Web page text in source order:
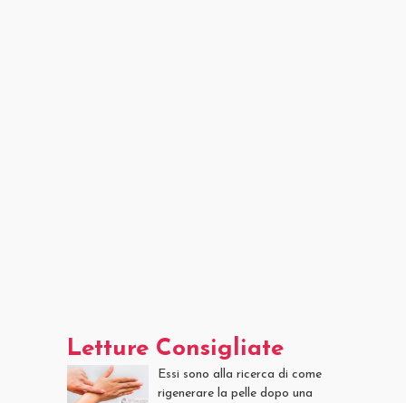
Letture Consigliate
Essi sono alla ricerca di come
rigenerare la pelle dopo una